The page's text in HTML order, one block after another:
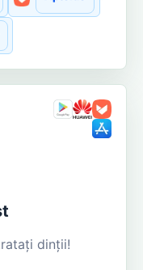
dinții!